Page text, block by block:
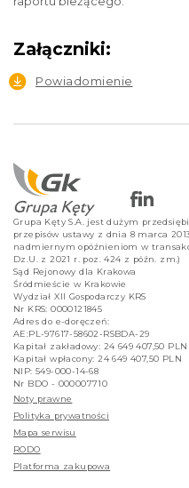
Załączniki:
Powiadomienie
Grupa Kęty S.A. jest dużym
przepisów ustawy z dnia 8 marca
nadmiernym opóźnieniom w
Dz.U. z 2021 r. poz. 424 z późn. zm.)
Sąd Rejonowy dla Krakowa
Śródmieście w Krakowie
Wydział XII Gospodarczy KRS
Nr KRS: 0000121845
Adres do e-doręczeń:
AE:PL-97617-58602-RSBDA-29
Kapitał zakładowy: 24 649 407,50 PLN
Kapitał wpłacony: 24 649 407,50 PLN
NIP: 549-000-14-68
Nr BDO - 000007710
Noty prawne
Polityka prywatności
Mapa serwisu
RODO
Platforma zakupowa